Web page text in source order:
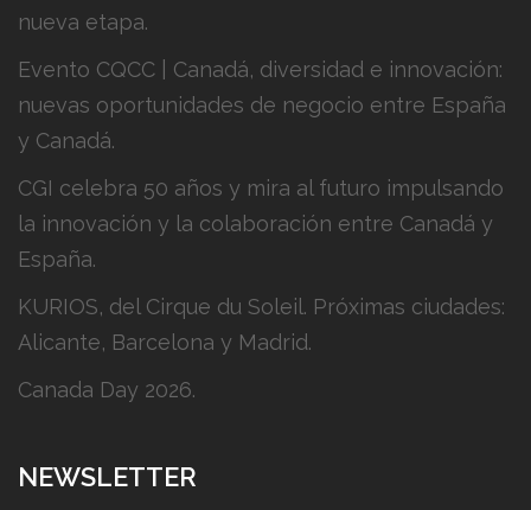
nueva etapa.
Evento CQCC | Canadá, diversidad e innovación:
nuevas oportunidades de negocio entre España
y Canadá.
CGI celebra 50 años y mira al futuro impulsando
la innovación y la colaboración entre Canadá y
España.
KURIOS, del Cirque du Soleil. Próximas ciudades:
Alicante, Barcelona y Madrid.
Canada Day 2026.
NEWSLETTER